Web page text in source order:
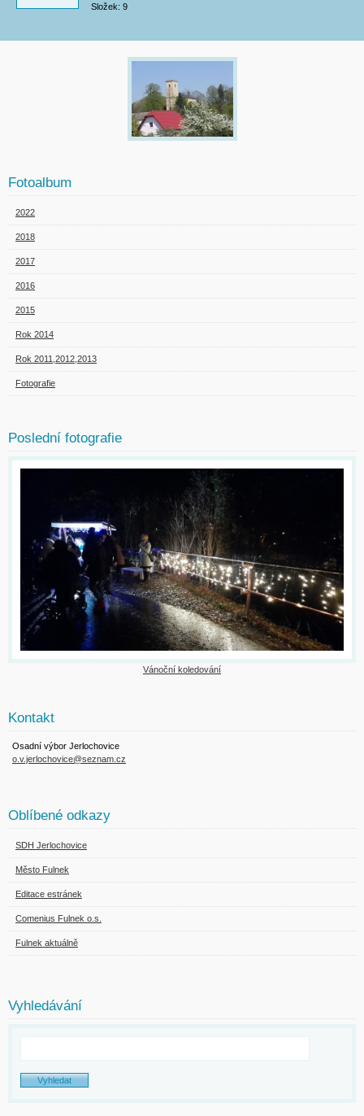
Složek: 9
Fotoalbum
2022
2018
2017
2016
2015
Rok 2014
Rok 2011,2012,2013
Fotografie
Poslední fotografie
Vánoční koledování
Kontakt
Osadní výbor Jerlochovice
o.v.jerlochovice@seznam.cz
Oblíbené odkazy
SDH Jerlochovice
Město Fulnek
Editace estránek
Comenius Fulnek o.s.
Fulnek aktuálně
Vyhledávání